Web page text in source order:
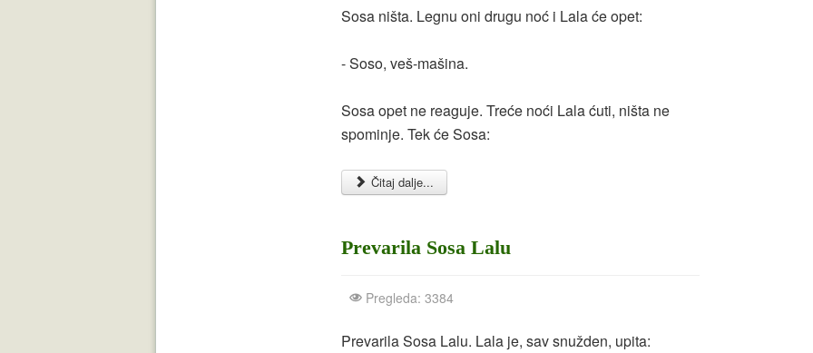
Sosa ništa. Legnu oni drugu noć i Lala će opet:
- Soso, veš-mašina.
Sosa opet ne reaguje. Treće noći Lala ćuti, ništa ne
spominje. Tek će Sosa:
Čitaj dalje...
Prevarila Sosa Lalu
Pregleda: 3384
Prevarila Sosa Lalu. Lala je, sav snužden, upita: